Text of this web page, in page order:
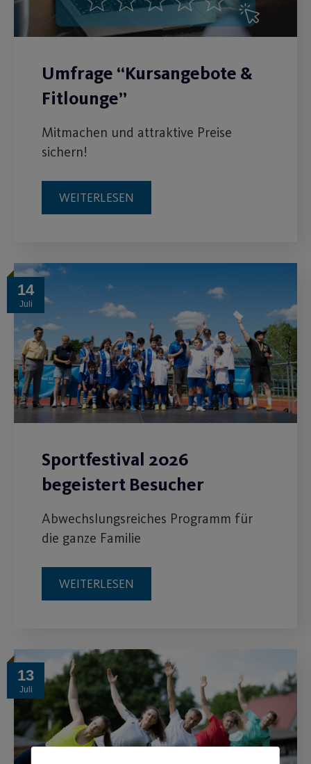
Umfrage “Kursangebote &
Fitlounge”
Mitmachen und attraktive Preise
sichern!
WEITERLESEN
14
Juli
Sportfestival 2026
begeistert Besucher
Abwechslungsreiches Programm für
die ganze Familie
WEITERLESEN
13
Juli